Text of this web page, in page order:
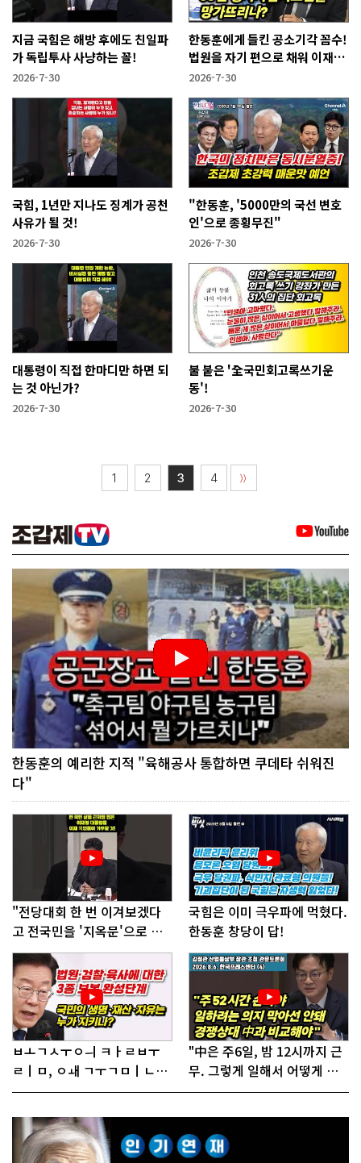
지금 국힘은 해방 후에도 친일파
가 독립투사 사냥하는 꼴!
2026-7-30
한동훈에게 들킨 공소기각 꼼수!
법원을 자기 편으로 채워 이재명
사건 없애겠다는 것
2026-7-30
국힘, 1년만 지나도 징계가 공천
사유가 될 것!
2026-7-30
"한동훈, '5000만의 국선 변호
인'으로 종횡무진"
2026-7-30
대통령이 직접 한마디만 하면 되
는 것 아닌가?
2026-7-30
불 붙은 '全국민회고록쓰기운
동'!
2026-7-30
1 2 3 4 〉〉
한동훈의 예리한 지적 "육해공사 통합하면 쿠데타 쉬워진
다"
"전당대회 한 번 이겨보겠다
고 전국민을 '지옥문'으로 밀
어!"
국힘은 이미 극우파에 먹혔다.
한동훈 창당이 답!
ㅂㅗㄱㅅㅜㅇㅢ ㅋㅏㄹㅂㅜ
ㄹㅣㅁ, ㅇㅙ ㄱㅜㄱㅁㅣㄴㄷ
ㅡㄹㅇㅣ ㄷㅏㅇㅎㅐㅇㅑ ㅎ
"中은 주6일, 밤 12시까지 근
무. 그렇게 일해서 어떻게 경
쟁하냐 반문하더라"